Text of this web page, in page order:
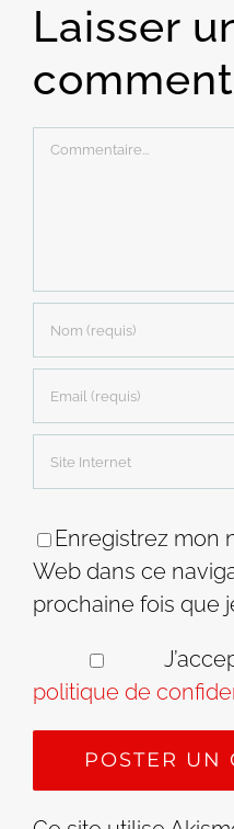
Laisser
Commentaire
Enregistrez mon
Web dans ce
prochaine fois que
politique de